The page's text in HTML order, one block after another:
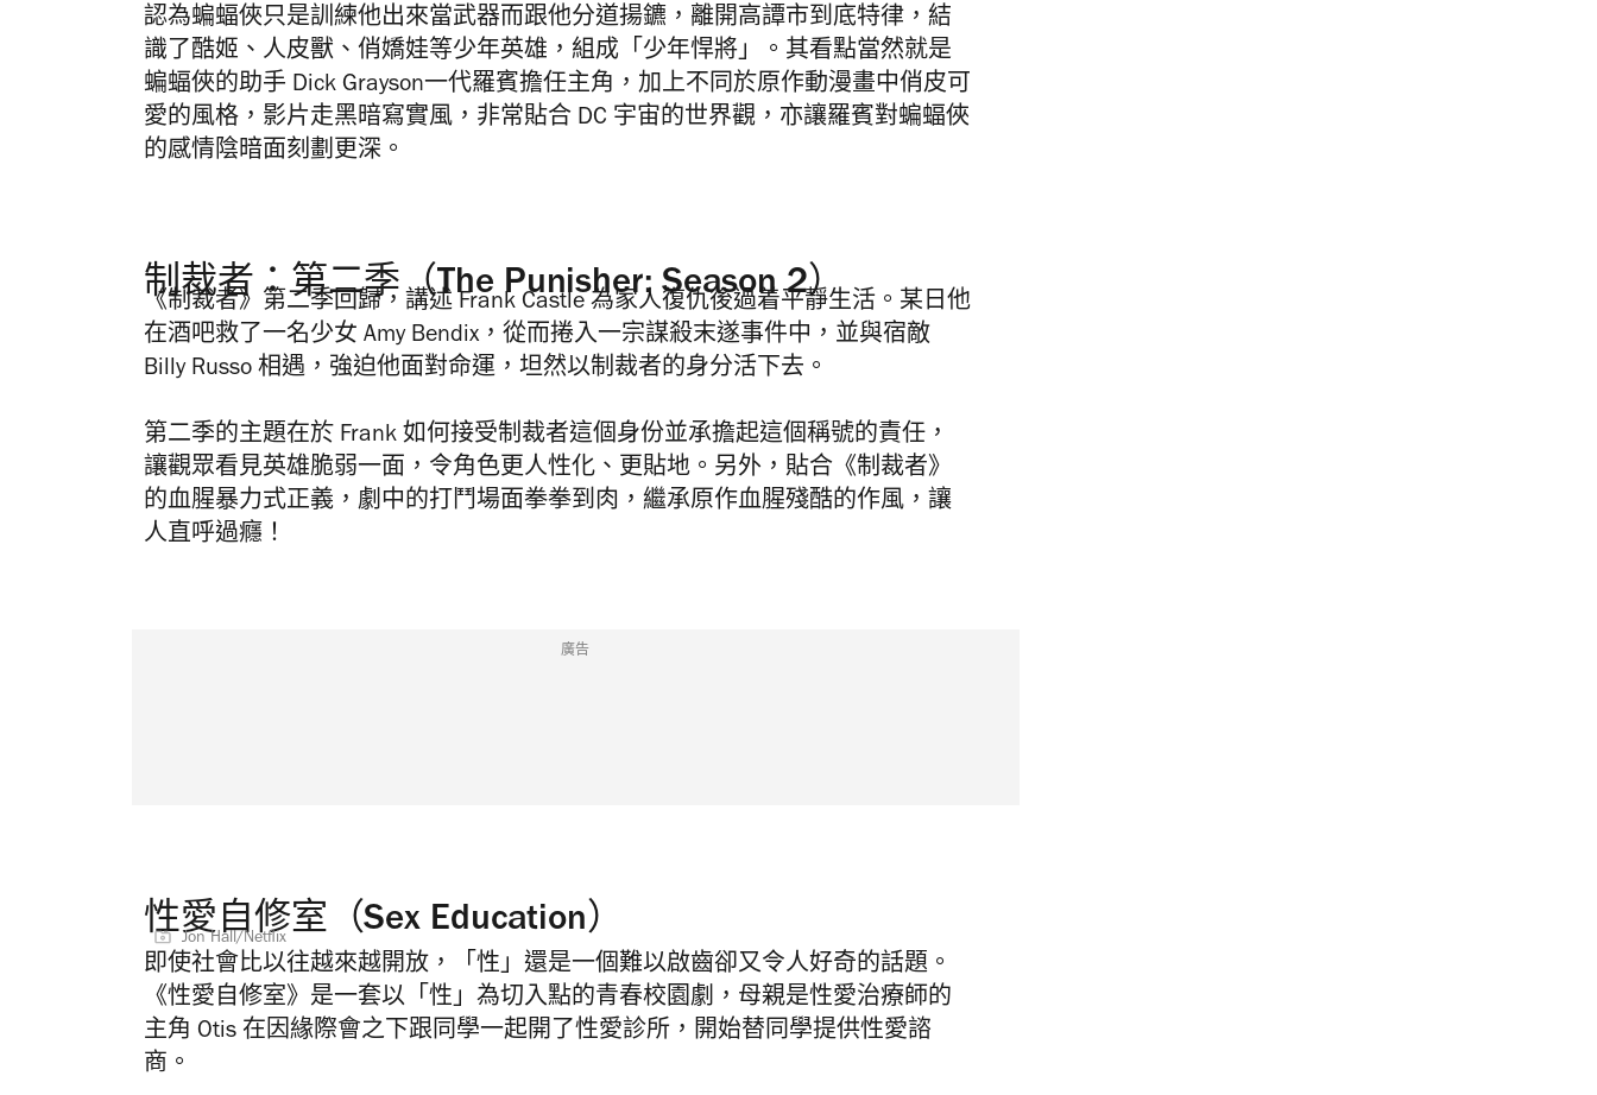
認為蝙蝠俠只是訓練他出來當武器而跟他分道揚鑣，離開高譚市到底特律，結
識了酷姬、人皮獸、俏嬌娃等少年英雄，組成「少年悍將」。其看點當然就是
蝙蝠俠的助手 Dick Grayson一代羅賓擔任主角，加上不同於原作動漫畫中俏皮可
愛的風格，影片走黑暗寫實風，非常貼合 DC 宇宙的世界觀，亦讓羅賓對蝙蝠俠
的感情陰暗面刻劃更深。
制裁者：第二季（The Punisher: Season 2）
《制裁者》第二季回歸，講述 Frank Castle 為家人復仇後過着平靜生活。某日他
在酒吧救了一名少女 Amy Bendix，從而捲入一宗謀殺末遂事件中，並與宿敵
Billy Russo 相遇，強迫他面對命運，坦然以制裁者的身分活下去。
第二季的主題在於 Frank 如何接受制裁者這個身份並承擔起這個稱號的責任，
讓觀眾看見英雄脆弱一面，令角色更人性化、更貼地。另外，貼合《制裁者》
的血腥暴力式正義，劇中的打鬥場面拳拳到肉，繼承原作血腥殘酷的作風，讓
人直呼過癮！
廣告
性愛自修室（Sex Education）
Jon Hall/Netflix
即使社會比以往越來越開放，「性」還是一個難以啟齒卻又令人好奇的話題。
《性愛自修室》是一套以「性」為切入點的青春校園劇，母親是性愛治療師的
主角 Otis 在因緣際會之下跟同學一起開了性愛診所，開始替同學提供性愛諮
商。